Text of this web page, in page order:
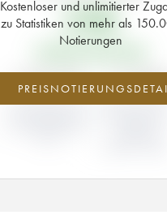
Kostenloser und unlimitierter
zu Statistiken von mehr als
Notierungen
59€
PRIMEUR-PREIS 2008
+112.2%
ABWEICHUNG DER
-